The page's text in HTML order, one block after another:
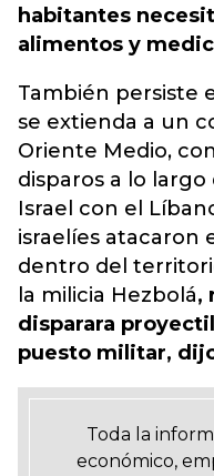
habitantes
alimentos y
También persiste
se extienda a un
Oriente Medio,
disparos a lo
Israel con el
israelíes atacaron
dentro del
la milicia Hezbolá,
disparara
puesto militar,
Toda la
económico,